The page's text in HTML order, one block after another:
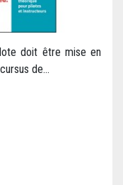
doit être mise en
de...